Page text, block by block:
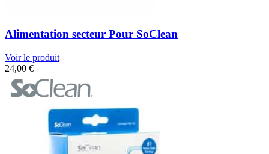
Alimentation secteur Pour SoClean
Voir le produit
24,00 €